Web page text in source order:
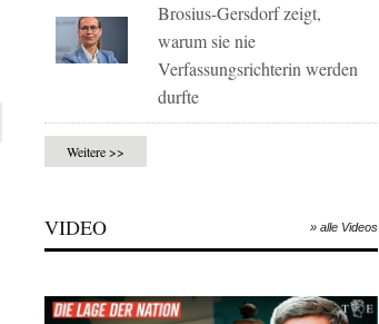
Brosius-Gersdorf zeigt,
warum sie nie
Verfassungsrichterin werden
durfte
Weitere >>
VIDEO » alle Videos